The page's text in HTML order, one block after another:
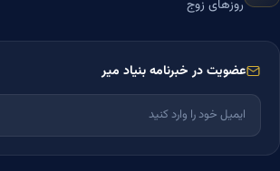
روزهای زوج
عضویت در خبرنامه بنیاد میر